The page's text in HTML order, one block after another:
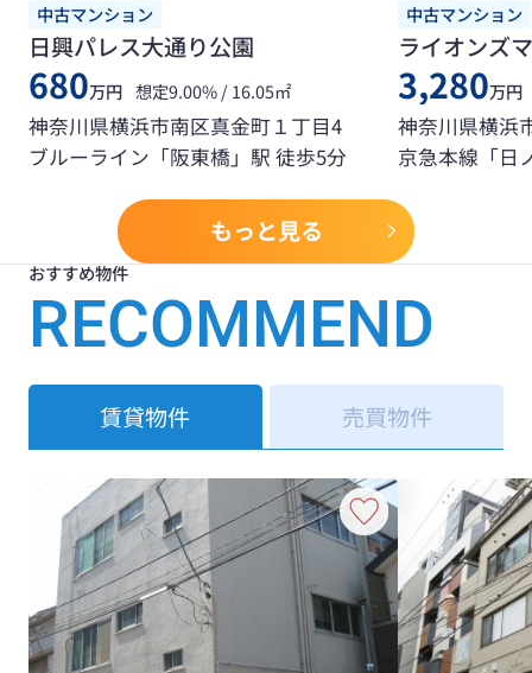
中古マンション
日興パレス大通り公園
680万円 想定9.00% / 16.05㎡
神奈川県横浜市南区真金町１丁目4
ブルーライン「阪東橋」駅 徒歩5分
中古マンション
ライオンズ
3,280万円
神奈川県横浜
京急本線「日
もっと見る
おすすめ物件
RECOMMEND
賃貸物件 売買物件